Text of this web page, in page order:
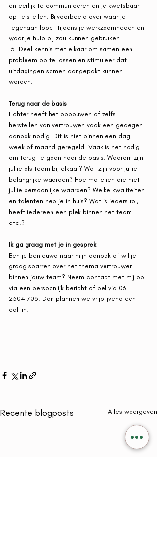
en eerlijk te communiceren en je kwetsbaar
op te stellen. Bijvoorbeeld over waar je
tegenaan loopt tijdens je werkzaamheden en
waar je hulp bij zou kunnen gebruiken.
probleem op te lossen en stimuleer dat
uitdagingen samen aangepakt kunnen
worden.
Terug naar de basis
Echter heeft het opbouwen of zelfs
herstellen van vertrouwen vaak een gedegen
aanpak nodig. Dit is niet binnen een dag,
week of maand geregeld. Vaak is het nodig
om terug te gaan naar de basis. Waarom zijn
jullie als team bij elkaar? Wat zijn voor jullie
belangrijke waarden? Hoe matchen die met
jullie persoonlijke waarden? Welke kwaliteiten
en talenten heb je in huis? Wat is ieders rol,
heeft iedereen een plek binnen het team
etc.?
Ik ga graag met je in gesprek
Ben je benieuwd naar mijn aanpak of wil je
graag sparren over het thema vertrouwen
binnen jouw team? Neem contact met mij op
via een persoonlijk bericht of bel via 06-
23041703. Dan plannen we vrijblijvend een
call in.
Recente blogposts Alles weergeven